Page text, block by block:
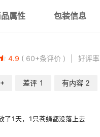
属性 包装信息
4.9 60+条评价 好评率
差评 1 有内容 2
了1天，1只苍蝇都没落上去